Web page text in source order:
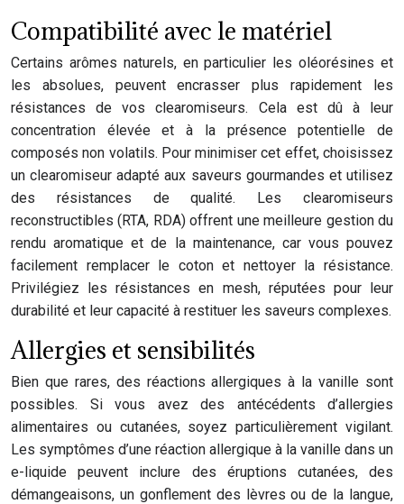
Compatibilité avec le matériel
Certains arômes naturels, en particulier les oléorésines et
les absolues, peuvent encrasser plus rapidement les
résistances de vos clearomiseurs. Cela est dû à leur
concentration élevée et à la présence potentielle de
composés non volatils. Pour minimiser cet effet, choisissez
un clearomiseur adapté aux saveurs gourmandes et utilisez
des résistances de qualité. Les clearomiseurs
reconstructibles (RTA, RDA) offrent une meilleure gestion du
rendu aromatique et de la maintenance, car vous pouvez
facilement remplacer le coton et nettoyer la résistance.
Privilégiez les résistances en mesh, réputées pour leur
durabilité et leur capacité à restituer les saveurs complexes.
Allergies et sensibilités
Bien que rares, des réactions allergiques à la vanille sont
possibles. Si vous avez des antécédents d’allergies
alimentaires ou cutanées, soyez particulièrement vigilant.
Les symptômes d’une réaction allergique à la vanille dans un
e-liquide peuvent inclure des éruptions cutanées, des
démangeaisons, un gonflement des lèvres ou de la langue,